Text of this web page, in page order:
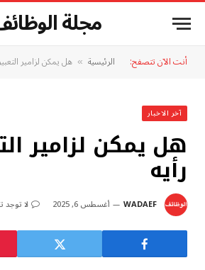
مجلة
أنت الآن تتصفح: الرئيسية » هل يمكن لزامير
آخر الاخبار
هل يمكن لزامير
رأيه
WADAEF أغسطس 6, 2025 لا توجد